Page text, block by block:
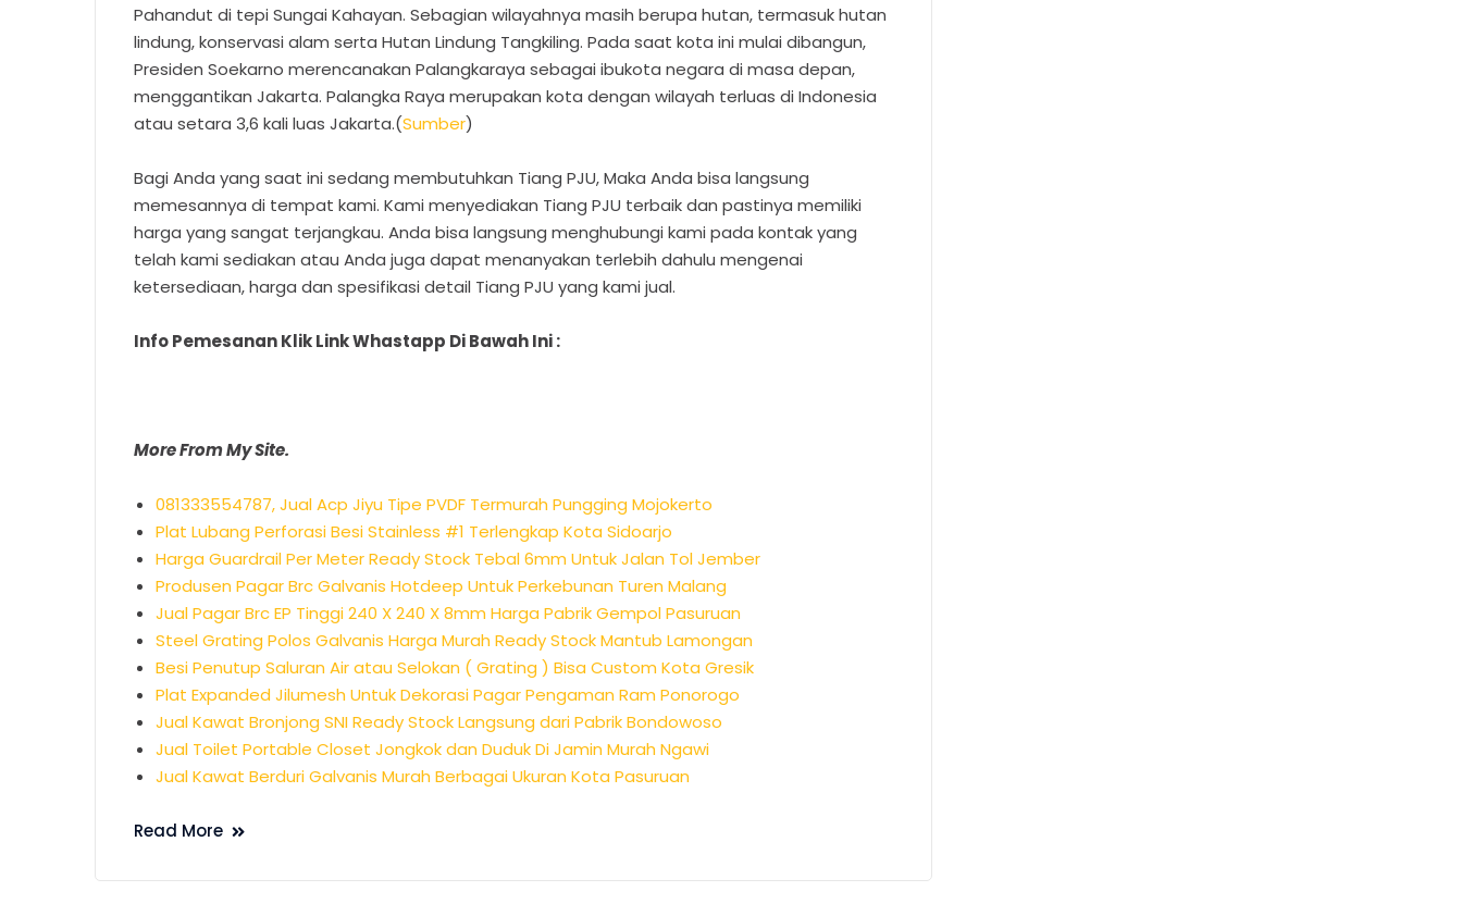
Pahandut di tepi Sungai Kahayan. Sebagian wilayahnya masih berupa hutan, termasuk hutan
lindung, konservasi alam serta Hutan Lindung Tangkiling. Pada saat kota ini mulai dibangun,
Presiden Soekarno merencanakan Palangkaraya sebagai ibukota negara di masa depan,
menggantikan Jakarta. Palangka Raya merupakan kota dengan wilayah terluas di Indonesia
atau setara 3,6 kali luas Jakarta.(Sumber)
Bagi Anda yang saat ini sedang membutuhkan Tiang PJU, Maka Anda bisa langsung
memesannya di tempat kami. Kami menyediakan Tiang PJU terbaik dan pastinya memiliki
harga yang sangat terjangkau. Anda bisa langsung menghubungi kami pada kontak yang
telah kami sediakan atau Anda juga dapat menanyakan terlebih dahulu mengenai
ketersediaan, harga dan spesifikasi detail Tiang PJU yang kami jual.
Info Pemesanan Klik Link Whastapp Di Bawah Ini :
More From My Site.
081333554787, Jual Acp Jiyu Tipe PVDF Termurah Pungging Mojokerto
Plat Lubang Perforasi Besi Stainless #1 Terlengkap Kota Sidoarjo
Harga Guardrail Per Meter Ready Stock Tebal 6mm Untuk Jalan Tol Jember
Produsen Pagar Brc Galvanis Hotdeep Untuk Perkebunan Turen Malang
Jual Pagar Brc EP Tinggi 240 X 240 X 8mm Harga Pabrik Gempol Pasuruan
Steel Grating Polos Galvanis Harga Murah Ready Stock Mantub Lamongan
Besi Penutup Saluran Air atau Selokan ( Grating ) Bisa Custom Kota Gresik
Plat Expanded Jilumesh Untuk Dekorasi Pagar Pengaman Ram Ponorogo
Jual Kawat Bronjong SNI Ready Stock Langsung dari Pabrik Bondowoso
Jual Toilet Portable Closet Jongkok dan Duduk Di Jamin Murah Ngawi
Jual Kawat Berduri Galvanis Murah Berbagai Ukuran Kota Pasuruan
Read More